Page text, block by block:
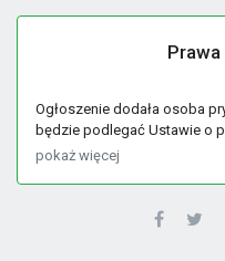
Ogłoszenie dodała osoba
będzie podlegać Ustawie o
pokaż więcej